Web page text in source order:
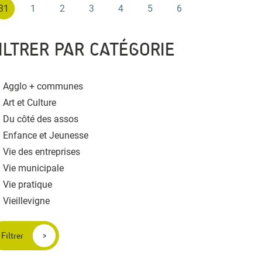
1 2 3 4 5 6
PAR CATÉGORIE
Agglo + communes
Art et Culture
Du côté des assos
Enfance et Jeunesse
Vie des entreprises
Vie municipale
Vie pratique
Vieillevigne
Filtrer